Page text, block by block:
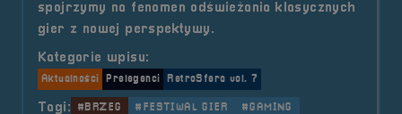
spojrzymy na fenomen odświeżania klasycznych
gier z nowej perspektywy.
Kategorie wpisu:
Aktualności Prelegenci RetroSfera vol. 7
Tagi: #BRZEG #FESTIWAL GIER
#GAMING